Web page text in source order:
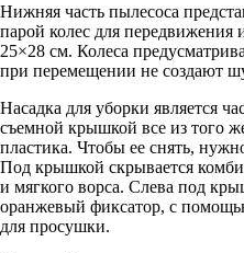
Нижняя часть пылесоса
парой колес для передвижения
25×28 см. Колеса
при перемещении не создают
Насадка для уборки является
съемной крышкой все из того
пластика. Чтобы ее снять,
Под крышкой скрывается
и мягкого ворса. Слева под
оранжевый фиксатор, с
для просушки.